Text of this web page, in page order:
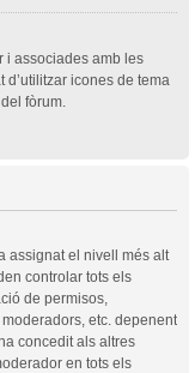
i associades amb les
icones de tema
fòrum.
assignat el nivell més alt
controlar tots els
de permisos,
etc. depenent
concedit als altres
en tots els